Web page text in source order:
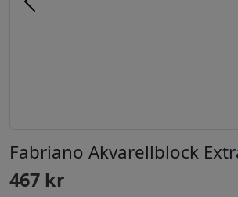
Föregående
Fabriano Akvarellblock
467 kr